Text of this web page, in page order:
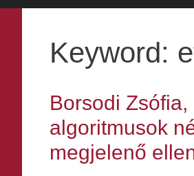
Keyword:
Borsodi
algoritmusok
megjelenő